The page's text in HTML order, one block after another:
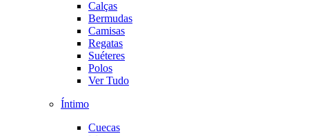
Calças
Bermudas
Camisas
Regatas
Suéteres
Polos
Ver Tudo
Íntimo
Cuecas